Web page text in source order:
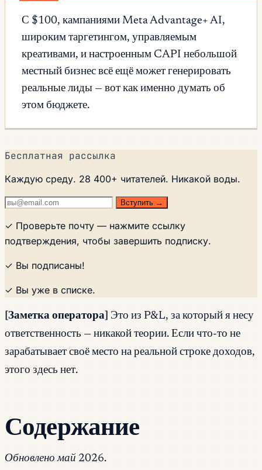
С $100, кампаниями Meta Advantage+ AI,
широким таргетингом, управляемым
креативами, и настроенным CAPI небольшой
местный бизнес всё ещё может генерировать
реальные лиды — вот как именно думать об
этом бюджете.
Бесплатная рассылка
Каждую среду. 28 400+ читателей. Никакой воды.
Вступить →
✓ Проверьте почту — нажмите ссылку
подтверждения, чтобы завершить подписку.
✓ Вы подписаны!
✓ Вы уже в списке.
[Заметка оператора] Это из P&L, за который я несу
ответственность — никакой теории. Если что-то не
зарабатывает своё место на реальной строке доходов,
этого здесь нет.
Содержание
Обновлено май 2026.